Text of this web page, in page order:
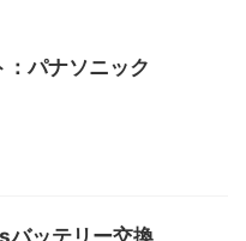
：パナソニック
ッテリー交換